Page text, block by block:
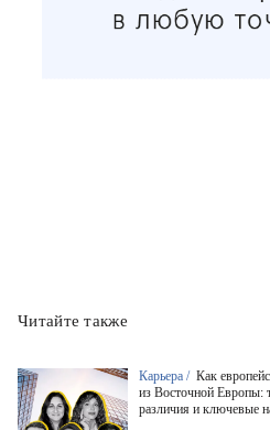
Читайте также
Карьера / Как
из Восточной Европы:
различия и ключевые